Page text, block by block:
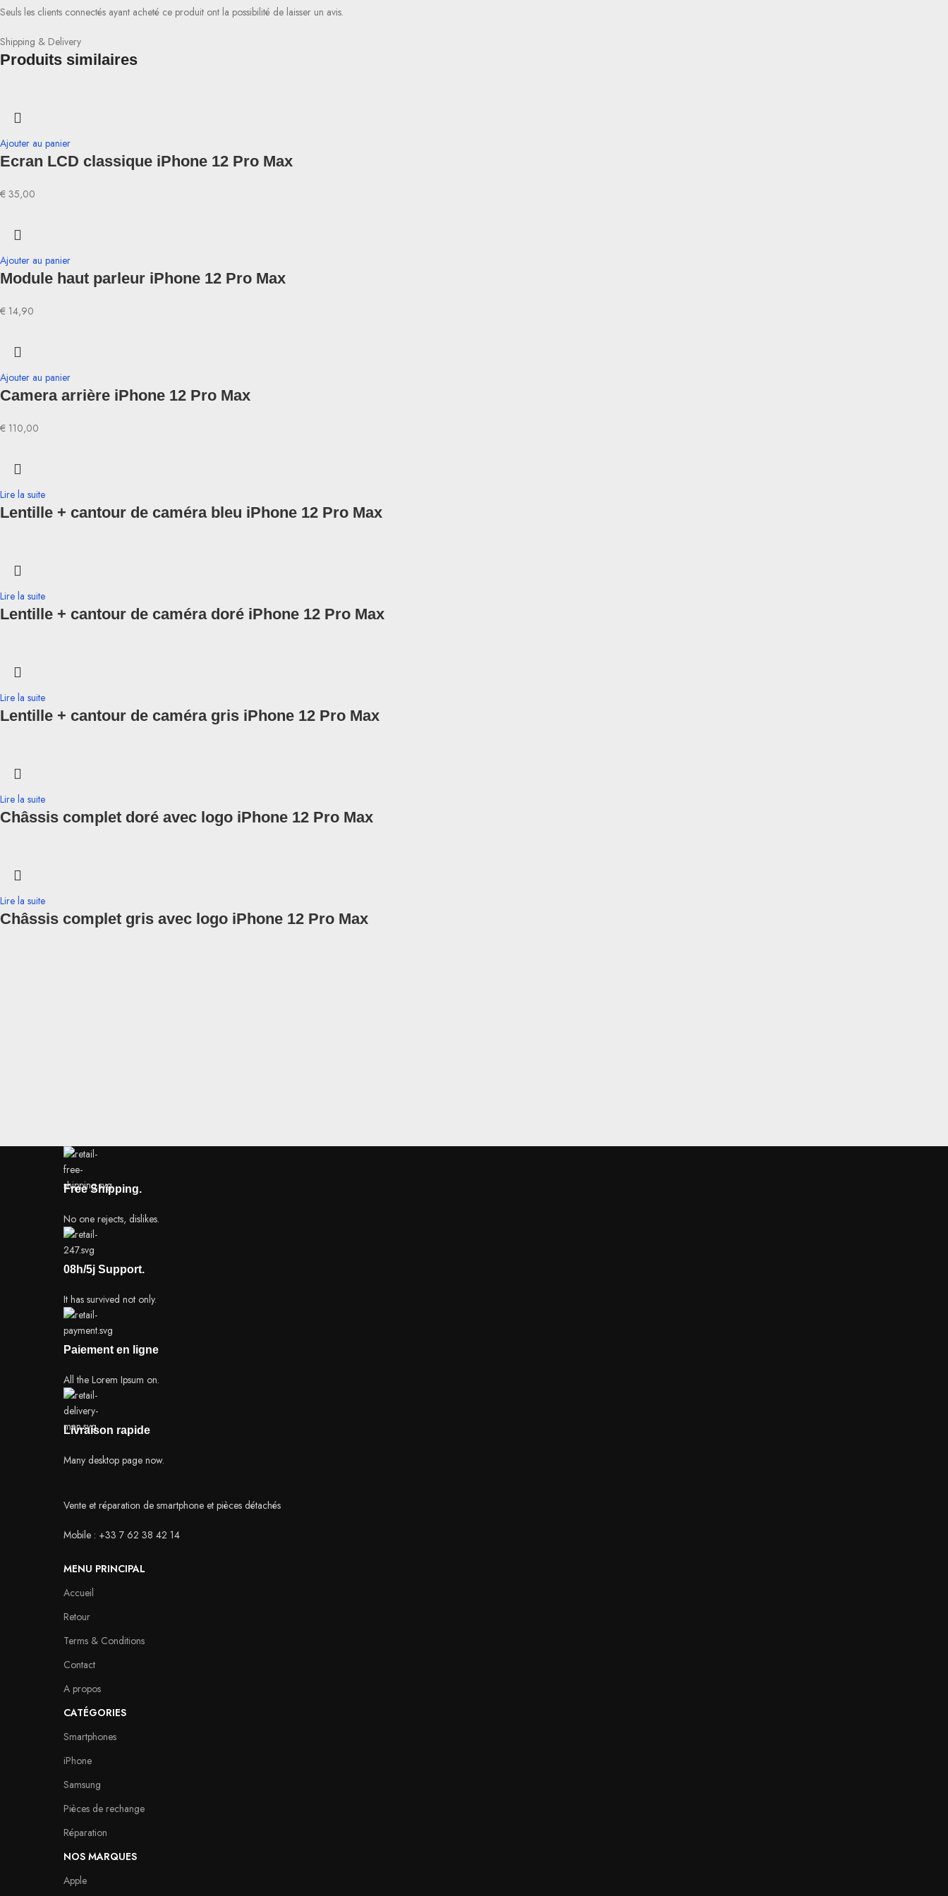
Seuls les clients connectés ayant acheté ce produit ont la possibilité de laisser un avis.
Shipping & Delivery
Produits similaires
Ajouter au panier
Ecran LCD classique iPhone 12 Pro Max
€ 35,00
Ajouter au panier
Module haut parleur iPhone 12 Pro Max
€ 14,90
Ajouter au panier
Camera arrière iPhone 12 Pro Max
€ 110,00
Lire la suite
Lentille + cantour de caméra bleu iPhone 12 Pro Max
Lire la suite
Lentille + cantour de caméra doré iPhone 12 Pro Max
Lire la suite
Lentille + cantour de caméra gris iPhone 12 Pro Max
Lire la suite
Châssis complet doré avec logo iPhone 12 Pro Max
Lire la suite
Châssis complet gris avec logo iPhone 12 Pro Max
Free Shipping.
No one rejects, dislikes.
08h/5j Support.
It has survived not only.
Paiement en ligne
All the Lorem Ipsum on.
Livraison rapide
Many desktop page now.
Vente et réparation de smartphone et pièces détachés
Mobile : +33 7 62 38 42 14
MENU PRINCIPAL
Accueil
Retour
Terms & Conditions
Contact
A propos
CATÉGORIES
Smartphones
iPhone
Samsung
Pièces de rechange
Réparation
NOS MARQUES
Apple